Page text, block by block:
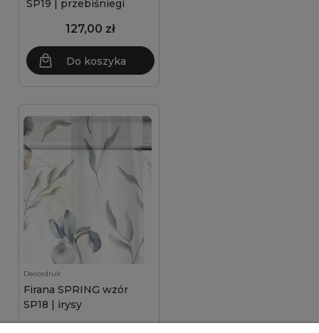
SP19 | przebiśniegi
127,00 zł
Do koszyka
Decordruk
Firana SPRING wzór
SP18 | irysy